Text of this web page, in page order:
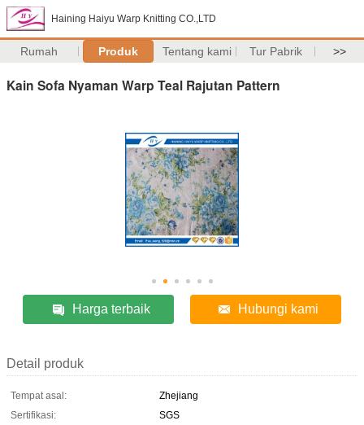
Haining Haiyu Warp Knitting CO.,LTD
Rumah Produk Tentang kami Tur Pabrik >>
Kain Sofa Nyaman Warp Teal Rajutan Pattern
Harga terbaik Hubungi kami
Detail produk
Tempat asal:
Zhejiang
Sertifikasi:
SGS